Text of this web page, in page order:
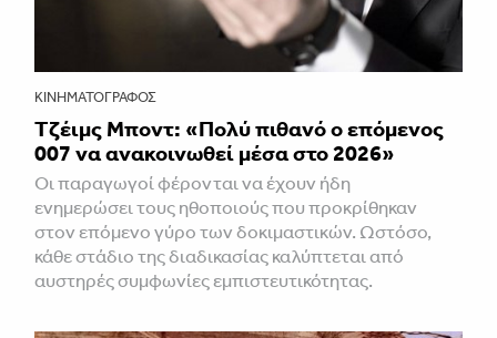
ΚΙΝΗΜΑΤΟΓΡΆΦΟΣ
Τζέιμς Μποντ: «Πολύ πιθανό ο επόμενος
007 να ανακοινωθεί μέσα στο 2026»
Οι παραγωγοί φέρονται να έχουν ήδη
ενημερώσει τους ηθοποιούς που προκρίθηκαν
στον επόμενο γύρο των δοκιμαστικών. Ωστόσο,
κάθε στάδιο της διαδικασίας καλύπτεται από
αυστηρές συμφωνίες εμπιστευτικότητας.